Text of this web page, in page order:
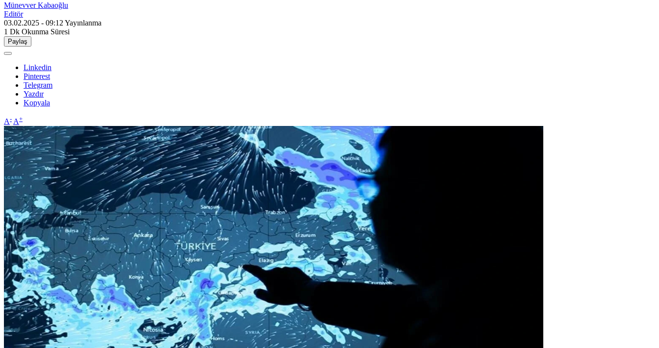
Münevver Kabaoğlu
Editör
03.02.2025 - 09:12 Yayınlanma
1 Dk Okunma Süresi
Paylaş
Linkedin
Pinterest
Telegram
Yazdır
Kopyala
A- A+